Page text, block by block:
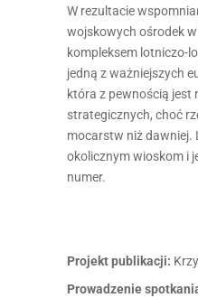
W rezultacie
wojskowych ośrodek
kompleksem lotniczo-
jedną z ważniejszych
która z pewnością jest
strategicznych, choć
mocarstw niż dawniej.
okolicznym wioskom i
numer.
Projekt publikacji:
Prowadzenie